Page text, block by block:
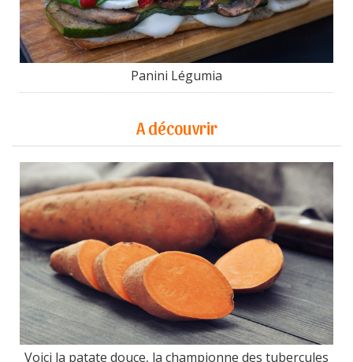
Panini Légumia
A découvrir
Voici la patate douce, la championne des tubercules